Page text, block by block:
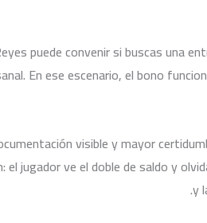
puede convenir si buscas una
En ese escenario, el bono
visible y mayor
jugador ve el doble de saldo y
y